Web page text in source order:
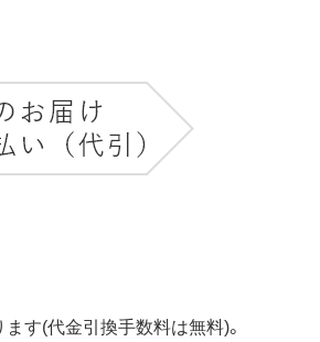
す(代金引換手数料は無料)。